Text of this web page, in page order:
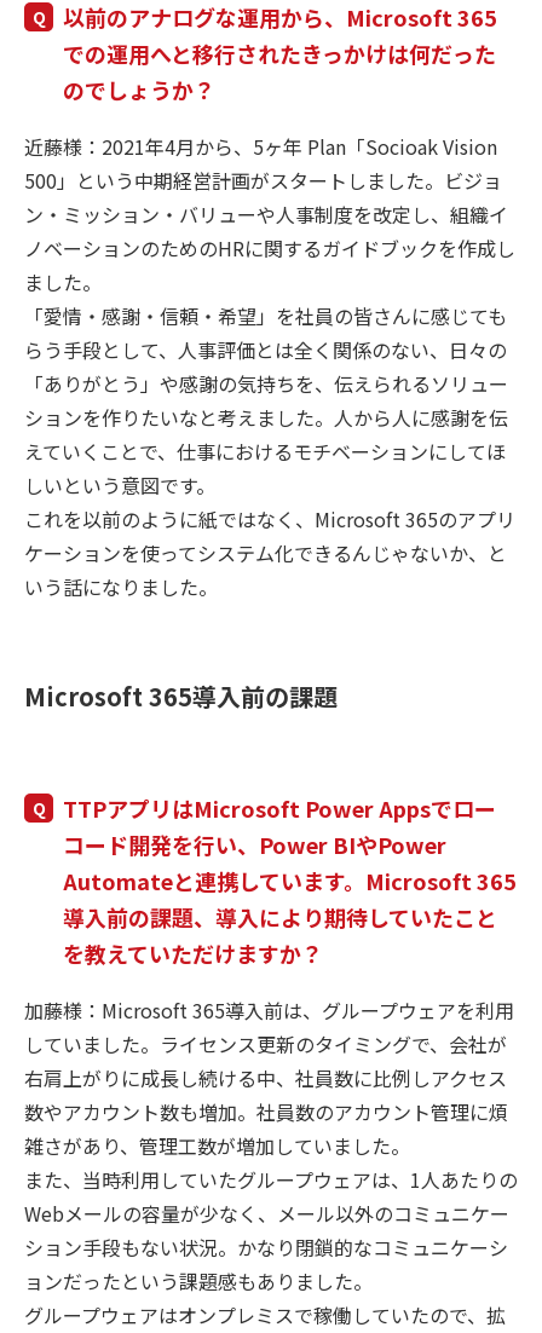
以前のアナログな運用から、Microsoft 365
での運用へと移行されたきっかけは何だった
のでしょうか？
近藤様：2021年4月から、5ヶ年 Plan「Socioak Vision
500」という中期経営計画がスタートしました。ビジョ
ン・ミッション・バリューや人事制度を改定し、組織イ
ノベーションのためのHRに関するガイドブックを作成し
ました。
「愛情・感謝・信頼・希望」を社員の皆さんに感じても
らう手段として、人事評価とは全く関係のない、日々の
「ありがとう」や感謝の気持ちを、伝えられるソリュー
ションを作りたいなと考えました。人から人に感謝を伝
えていくことで、仕事におけるモチベーションにしてほ
しいという意図です。
これを以前のように紙ではなく、Microsoft 365のアプリ
ケーションを使ってシステム化できるんじゃないか、と
いう話になりました。​
Microsoft 365導入前の課題
TTPアプリはMicrosoft Power Appsでロー
コード開発を行い、Power BIやPower
Automateと連携しています。Microsoft 365
導入前の課題、導入により期待していたこと
を教えていただけますか？
加藤様：Microsoft 365導入前は、グループウェアを利用
していました。ライセンス更新のタイミングで、会社が
右肩上がりに成長し続ける中、社員数に比例しアクセス
数やアカウント数も増加。社員数のアカウント管理に煩
雑さがあり、管理工数が増加していました。
また、当時利用していたグループウェアは、1人あたりの
Webメールの容量が少なく、メール以外のコミュニケー
ション手段もない状況。かなり閉鎖的なコミュニケーシ
ョンだったという課題感もありました。
グループウェアはオンプレミスで稼働していたので、拡